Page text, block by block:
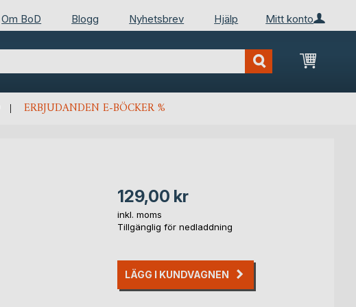
Mitt konto
Om BoD Blogg Nyhetsbrev Hjälp
Min
ERBJUDANDEN E-BÖCKER %
129,00 kr
inkl. moms
Tillgänglig för nedladdning
LÄGG I KUNDVAGNEN